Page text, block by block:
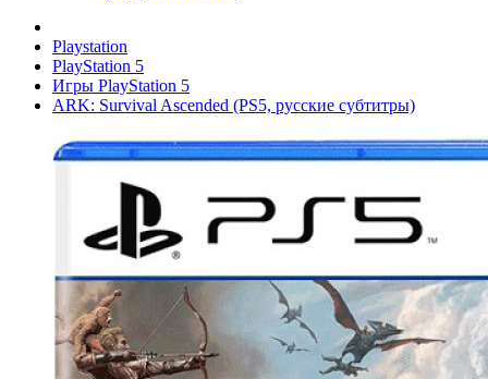
Playstation
PlayStation 5
Игры PlayStation 5
ARK: Survival Ascended (PS5, русские субтитры)